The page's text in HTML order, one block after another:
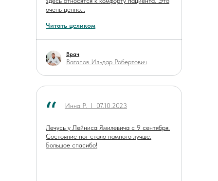
Вагапов Ильдар Робертович
Врач
очень ценно...
Читать целиком
Инна Р. ӏ 07.10.2023
Лечусь у Лейниса Ямилевича с 9 сентября.
Состояние ног стало намного лучше.
Большое спасибо!